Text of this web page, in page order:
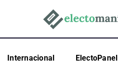
Internacional ElectoPanel